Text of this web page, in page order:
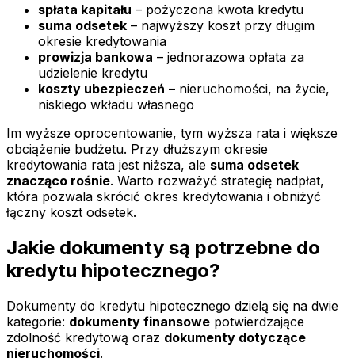
spłata kapitału – pożyczona kwota kredytu
suma odsetek – najwyższy koszt przy długim
okresie kredytowania
prowizja bankowa – jednorazowa opłata za
udzielenie kredytu
koszty ubezpieczeń – nieruchomości, na życie,
niskiego wkładu własnego
Im wyższe oprocentowanie, tym wyższa rata i większe
obciążenie budżetu. Przy dłuższym okresie
kredytowania rata jest niższa, ale suma odsetek
znacząco rośnie. Warto rozważyć strategię nadpłat,
która pozwala skrócić okres kredytowania i obniżyć
łączny koszt odsetek.
Jakie dokumenty są potrzebne do
kredytu hipotecznego?
Dokumenty do kredytu hipotecznego dzielą się na dwie
kategorie: dokumenty finansowe potwierdzające
zdolność kredytową oraz dokumenty dotyczące
nieruchomości.